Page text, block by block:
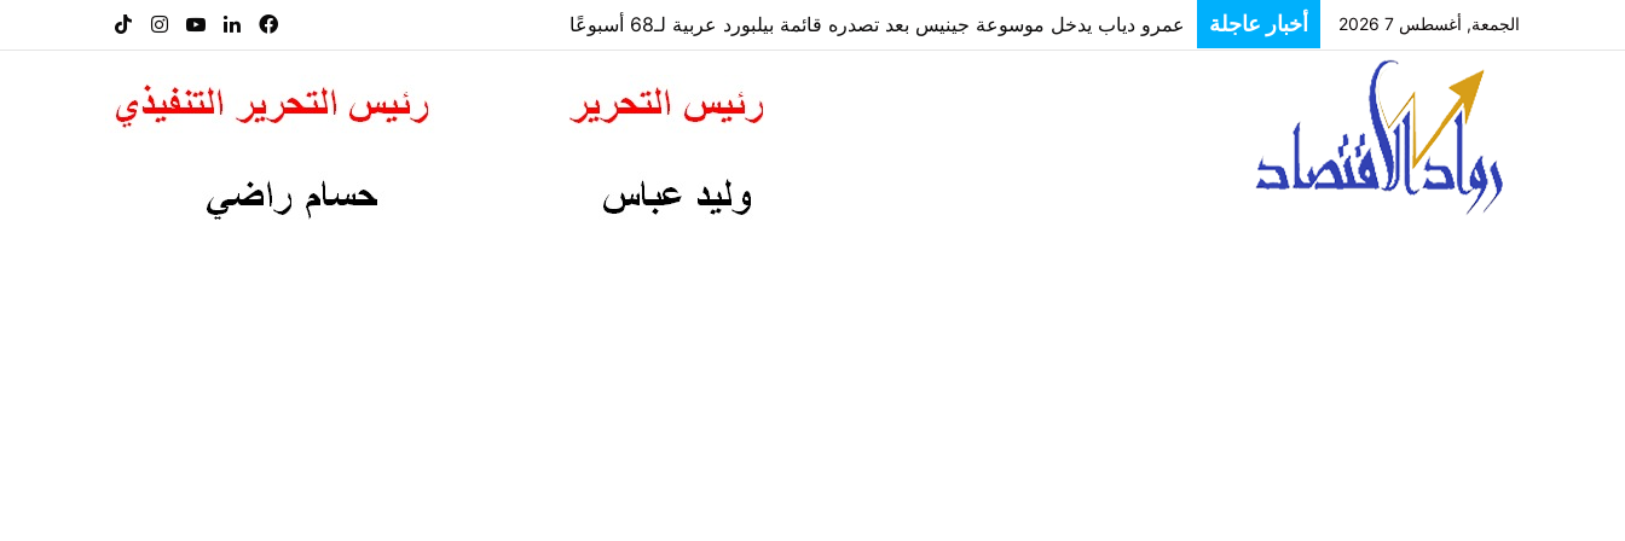
الجمعة, أغسطس 7 2026 أخبار عاجلة عمرو دياب يدخل موسوعة جينيس بعد تصدره قائمة بيلبورد عربية لـ68 أسبوعًا فيسبوكلينكدإن‫YouTube
انستقرام